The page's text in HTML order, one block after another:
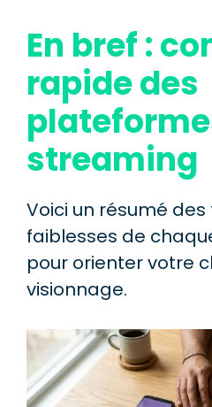
En bref :
rapide des
streaming
Voici un résumé
faiblesses de
pour orienter votre
visionnage.